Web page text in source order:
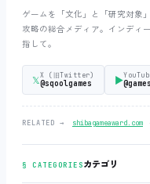
ゲームを「文化」と「研究対象
攻略の総合メディア。インディ
指して。
𝕏 X (旧Twitter)
@sqoolgames ▶
RELATED → shibagameaward.com
§ CATEGORIESカテゴリ